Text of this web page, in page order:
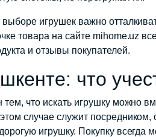
игрушек важно
товара на сайте mihome.uz
и отзывы покупателей.
что
тем, что искать игрушку можно
случае служит
игрушку. Покупку